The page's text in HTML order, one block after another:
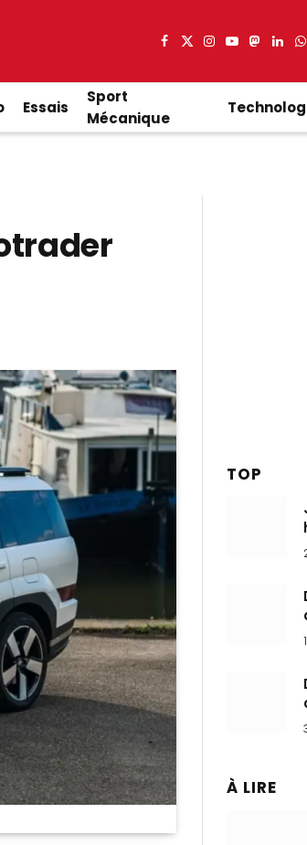
Facebook
X
Instagram
YouTube
Essais
Sport
Mécanique
TOP
À LIRE